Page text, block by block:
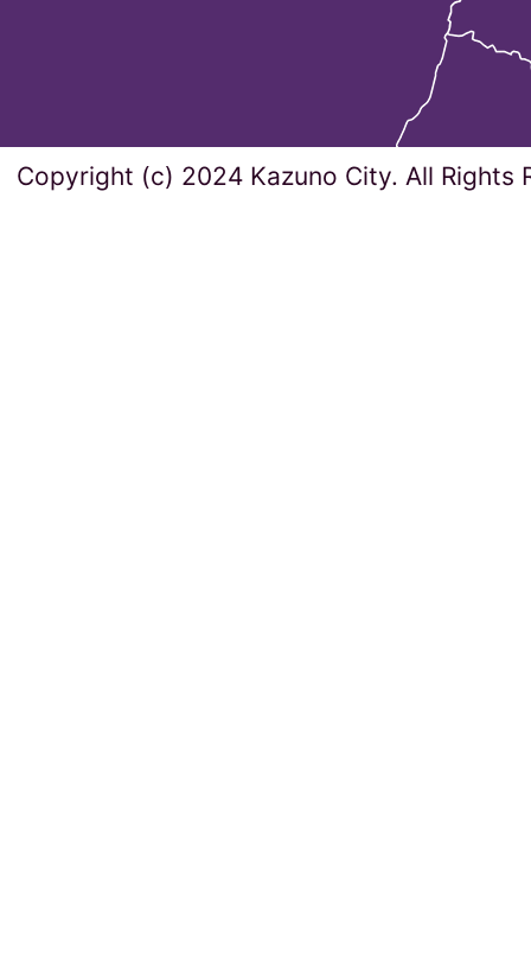
Copyright (c) 2024 Kazuno City. All Rights